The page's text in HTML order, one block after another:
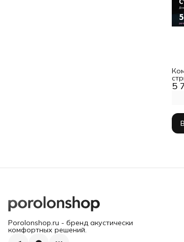
5
мм
Porolonshop.ru - бренд акустически
комфортных решений.